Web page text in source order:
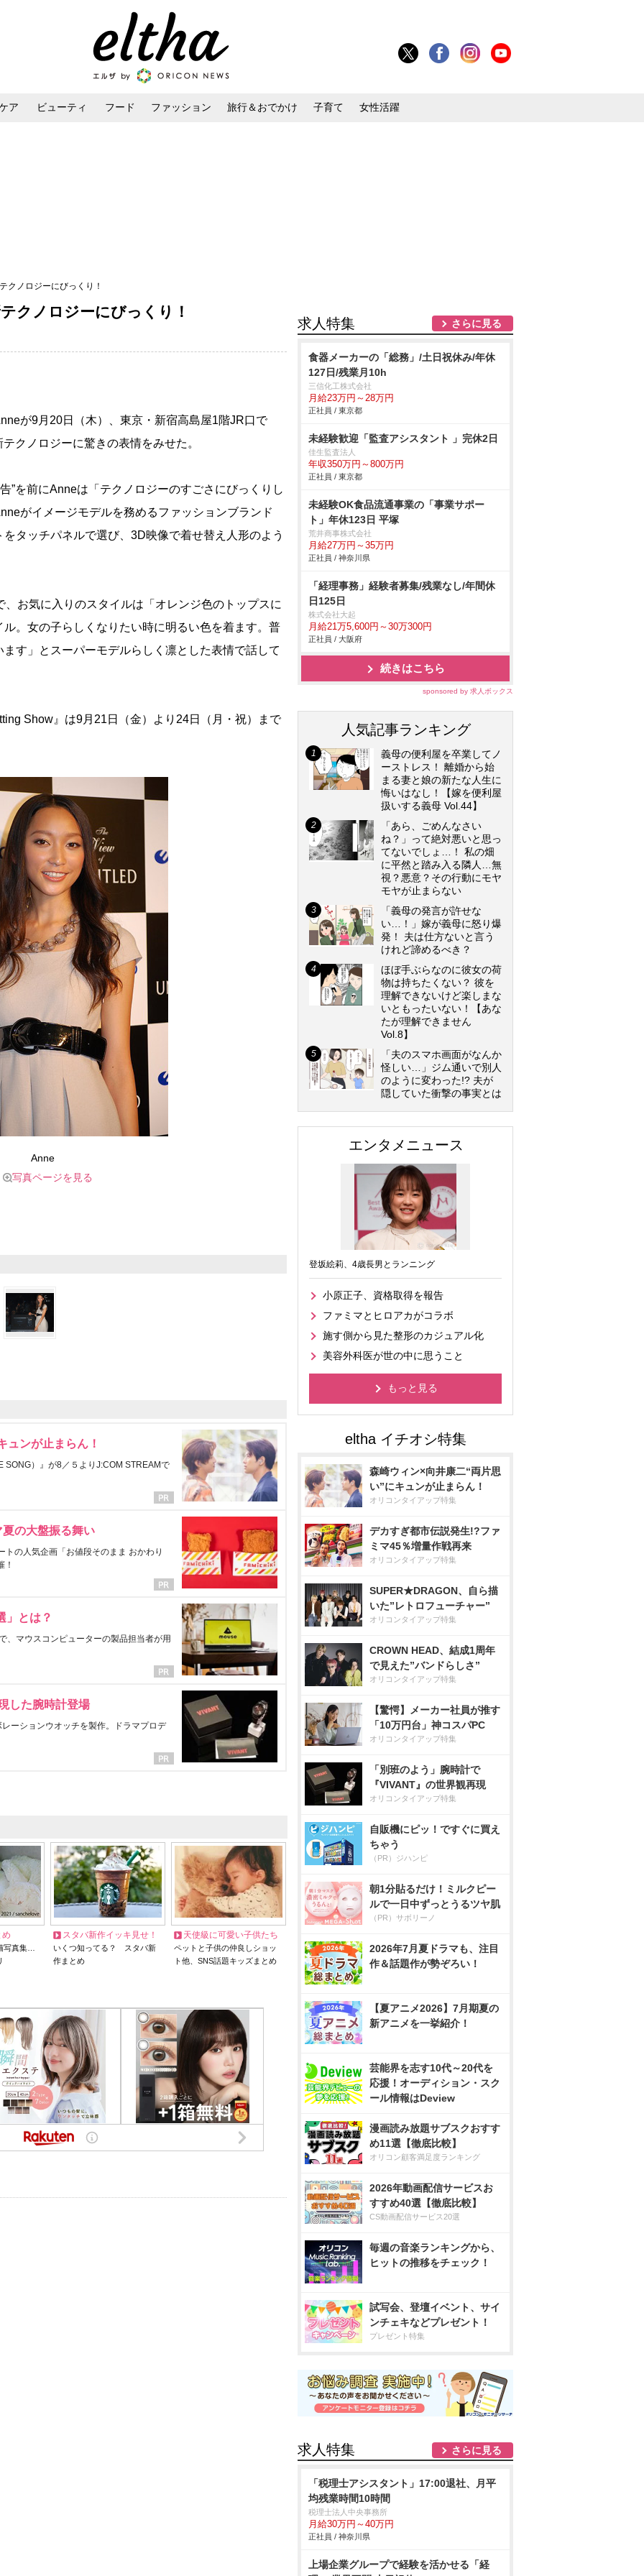
ア ビューティ フード ファッション 旅行＆おでかけ 子育て 女性活躍
クノロジーにびっくり！
クノロジーにびっくり！
が9月20日（木）、東京・新宿高島屋1階JR口で
クノロジーに驚きの表情をみせた。
を前にAnneは「テクノロジーのすごさにびっくりし
がイメージモデルを務めるファッションブランド
タッチパネルで選び、3D映像で着せ替え人形のよう
お気に入りのスタイルは「オレンジ色のトップスに
。女の子らしくなりたい時に明るい色を着ます。普
す」とスーパーモデルらしく凛とした表情で話して
Show』は9月21日（金）より24日（月・祝）まで
Anne
写真ページを見る
ュンが止まらん！
SONG）』が8／５よりJ:COM STREAMで
の大盤振る舞い
の人気企画「お値段そのまま おかわり
！
」とは？
、マウスコンピューターの製品担当者が用
した腕時計登場
ーションウオッチを製作。ドラマプロデ
め
写真集…
スタバ新作イッキ見せ！
いくつ知ってる？ スタバ新
作まとめ
天使級に可愛い子供たち
ペットと子供の仲良しショッ
ト他、SNS話題キッズまとめ
求人特集 さらに見る
食器メーカーの「総務」/土日祝休み/年休
127日/残業月10h
三信化工株式会社
月給23万円～28万円
正社員 / 東京都
未経験歓迎「監査アシスタント 」完休2日
佳生監査法人
年収350万円～800万円
正社員 / 東京都
未経験OK食品流通事業の「事業サポー
ト」年休123日 平塚
荒井商事株式会社
月給27万円～35万円
正社員 / 神奈川県
「経理事務」経験者募集/残業なし/年間休
日125日
株式会社大起
月給21万5,600円～30万300円
正社員 / 大阪府
続きはこちら
sponsored by 求人ボックス
人気記事ランキング
義母の便利屋を卒業してノ
ーストレス！ 離婚から始
まる妻と娘の新たな人生に
悔いはなし！【嫁を便利屋
扱いする義母 Vol.44】
「あら、ごめんなさい
ね？」って絶対悪いと思っ
てないでしょ…！ 私の畑
に平然と踏み入る隣人…無
視？悪意？その行動にモヤ
モヤが止まらない
「義母の発言が許せな
い…！」嫁が義母に怒り爆
発！ 夫は仕方ないと言う
けれど諦めるべき？
ほぼ手ぶらなのに彼女の荷
物は持ちたくない？ 彼を
理解できないけど楽しまな
いともったいない！【あな
たが理解できません
Vol.8】
「夫のスマホ画面がなんか
怪しい…」ジム通いで別人
のように変わった!? 夫が
隠していた衝撃の事実とは
エンタメニュース
登坂絵莉、4歳長男とランニング
小原正子、資格取得を報告
ファミマとヒロアカがコラボ
施す側から見た整形のカジュアル化
美容外科医が世の中に思うこと
もっと見る
森崎ウィン×向井康二“両片思
い”にキュンが止まらん！
オリコンタイアップ特集
デカすぎ都市伝説発生!?ファ
ミマ45％増量作戦再来
オリコンタイアップ特集
SUPER★DRAGON、自ら描
いた”レトロフューチャー”
オリコンタイアップ特集
CROWN HEAD、結成1周年
で見えた”バンドらしさ”
オリコンタイアップ特集
【驚愕】メーカー社員が推す
「10万円台」神コスパPC
オリコンタイアップ特集
「別班のよう」腕時計で
『VIVANT』の世界観再現
オリコンタイアップ特集
自販機にピッ！ですぐに買え
ちゃう
（PR）ジハンピ
朝1分貼るだけ！ミルクピー
ルで一日中ずっとうるツヤ肌
（PR）サボリーノ
2026年7月夏ドラマも、注目
作＆話題作が勢ぞろい！
【夏アニメ2026】7月期夏の
新アニメを一挙紹介！
芸能界を志す10代～20代を
応援！オーディション・スク
ール情報はDeview
漫画読み放題サブスクおすす
め11選【徹底比較】
オリコン顧客満足度ランキング
2026年動画配信サービスお
すすめ40選【徹底比較】
CS動画配信サービス20選
毎週の音楽ランキングから、
ヒットの推移をチェック！
試写会、登壇イベント、サイ
ンチェキなどプレゼント！
プレゼント特集
求人特集 さらに見る
「税理士アシスタント」17:00退社、月平
均残業時間10時間
税理士法人中央事務所
月給30万円～40万円
正社員 / 神奈川県
上場企業グループで経験を活かせる「経